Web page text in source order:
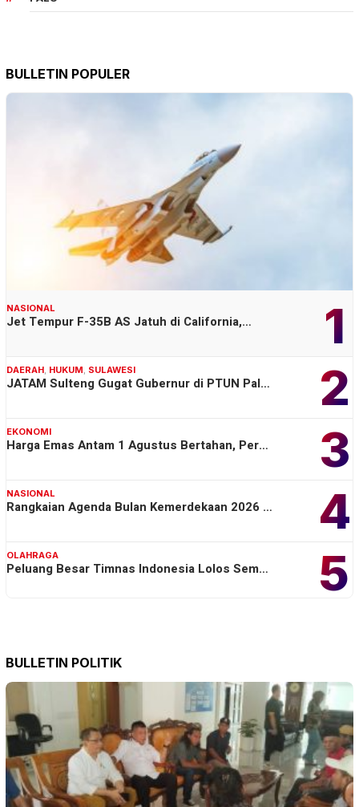
BULLETIN POPULER
1
NASIONAL
Jet Tempur F-35B AS Jatuh di California,…
2
DAERAH, HUKUM, SULAWESI
JATAM Sulteng Gugat Gubernur di PTUN Pal…
3
EKONOMI
Harga Emas Antam 1 Agustus Bertahan, Per…
4
NASIONAL
Rangkaian Agenda Bulan Kemerdekaan 2026 …
5
OLAHRAGA
Peluang Besar Timnas Indonesia Lolos Sem…
BULLETIN POLITIK